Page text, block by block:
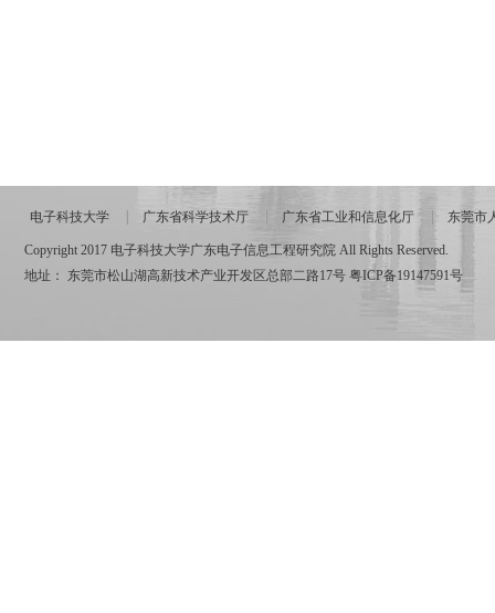
电子科技大学 广东省科学技术厅 广东省工业和信息化厅 东莞市
Copyright 2017 电子科技大学广东电子信息工程研究院 All Rights Reserved.
地址： 东莞市松山湖高新技术产业开发区总部二路17号 粤ICP备19147591号